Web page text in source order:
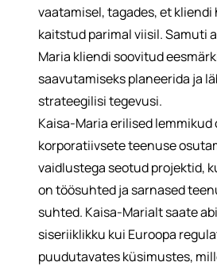
vaatamisel, tagades, et kliendi
kaitstud parimal viisil. Samuti
Maria kliendi soovitud
saavutamiseks planeerida ja
strateegilisi tegevusi.
Kaisa-Maria erilised lemmikud
korporatiivsete teenuse
vaidlustega seotud projektid,
on töösuhted ja sarnased
suhted. Kaisa-Marialt saate
siseriiklikku kui Euroopa
puudutavates küsimustes,